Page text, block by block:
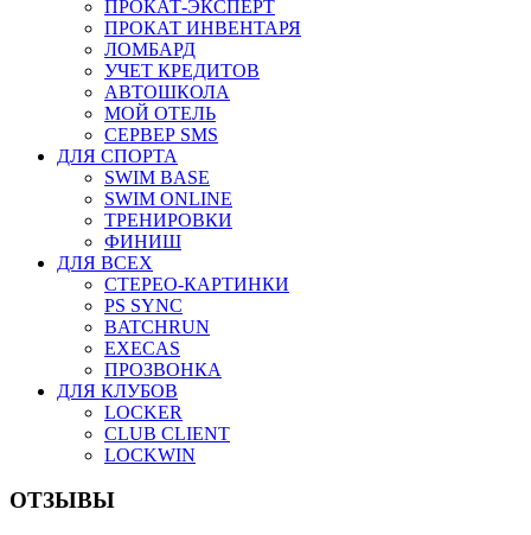
ПРОКАТ-ЭКСПЕРТ
ПРОКАТ ИНВЕНТАРЯ
ЛОМБАРД
УЧЕТ КРЕДИТОВ
АВТОШКОЛА
МОЙ ОТЕЛЬ
СЕРВЕР SMS
ДЛЯ СПОРТА
SWIM BASE
SWIM ONLINE
ТРЕНИРОВКИ
ФИНИШ
ДЛЯ ВСЕХ
СТЕРЕО-КАРТИНКИ
PS SYNC
BATCHRUN
EXECAS
ПРОЗВОНКА
ДЛЯ КЛУБОВ
LOCKER
CLUB CLIENT
LOCKWIN
ОТЗЫВЫ